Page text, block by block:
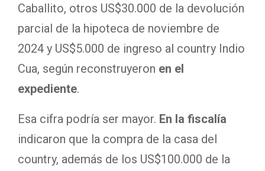
Caballito, otros US$30.000 de la devolución
parcial de la hipoteca de noviembre de
2024 y US$5.000 de ingreso al country Indio
Cua, según reconstruyeron en el
expediente.
Esa cifra podría ser mayor. En la fiscalía
indicaron que la compra de la casa del
country, además de los US$100.000 de la